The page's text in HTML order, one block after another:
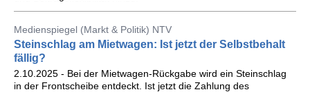
Medienspiegel (Markt & Politik) NTV
Steinschlag am Mietwagen: Ist jetzt der Selbstbehalt
fällig?
2.10.2025 - Bei der Mietwagen-Rückgabe wird ein Steinschlag
in der Frontscheibe entdeckt. Ist jetzt die Zahlung des